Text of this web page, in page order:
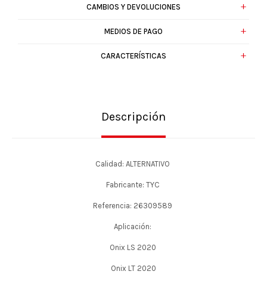
CAMBIOS Y DEVOLUCIONES
MEDIOS DE PAGO
CARACTERÍSTICAS
Descripción
Calidad: ALTERNATIVO
Fabricante: TYC
Referencia: 26309589
Aplicación:
Onix LS 2020
Onix LT 2020